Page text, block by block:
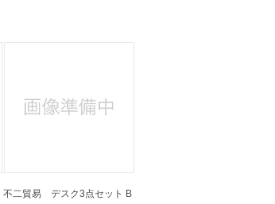
不二貿易 デスク3点セット B